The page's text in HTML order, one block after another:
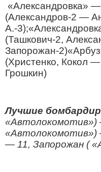
«Александровка»
(Александров-2 —
А.-
(Ташкович-2,
Запорожан-
(Христенко, Кокол
Грошкин)
Лучшие
«Автолокомотив»)
— 11, Запорожан (